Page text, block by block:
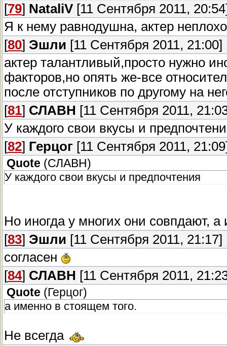
[79] NataliV [11 Сентября 2011,
Я к нему равнодушна, актер
[80] Эшли [11 Сентября 2011, 21:00]
актер талантливый,просто нужно
факторов,но опять же-все
после отступников по другому на
[81] СЛАВН [11 Сентября 2011,
У каждого свои вкусы и
[82] Герцог [11 Сентября 2011,
Quote (СЛАВН )
У каждого свои вкусы и предпочтения
Но иногда у многих они совпдают,
[83] Эшли [11 Сентября 2011, 21:17]
согласен
[84] СЛАВН [11 Сентября 2011,
Quote ( Герцог)
а именно в стоящем того.
Не всегда